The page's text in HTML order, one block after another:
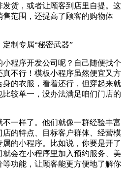
发货，或者让顾客到店里自提。这
范围，还提高了顾客的购物体
制专属“秘密武器”
小程序开发公司呢？自己随便找个
不行！模板小程序虽然便宜又方
的衣服，看着还行，但穿起来就
较单一，没办法满足咱们门店的
一样了。他们就像一群经验丰富
的特点、目标客户群体、经营模
的小程序。比如说，你要是开了
会在小程序里加入预约服务、美
功能，让顾客能更方便地了解你